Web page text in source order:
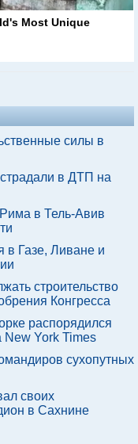
Most Unique
силы в
в ДТП на
в Тель-Авив
в Газе, Ливане и
строительство
Конгресса
распорядился
New York Times
сухопутных
своих
в Сахнине